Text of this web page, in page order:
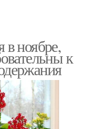
в ноябре,
к